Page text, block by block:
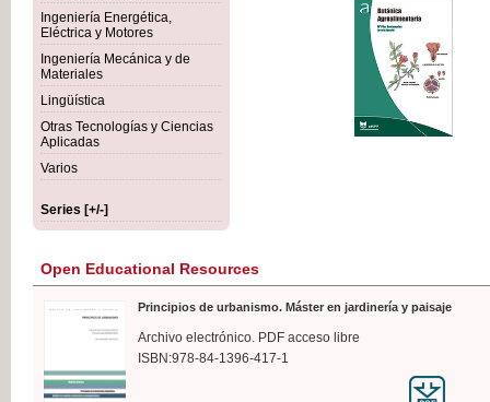
Ingeniería Energética,
Eléctrica y Motores
Ingeniería Mecánica y de
Materiales
Lingüística
Otras Tecnologías y Ciencias
Aplicadas
Varios
Series [+/-]
Open Educational Resources
Principios de urbanismo. Máster en jardinería y paisaje
Archivo electrónico. PDF acceso libre
ISBN:978-84-1396-417-1